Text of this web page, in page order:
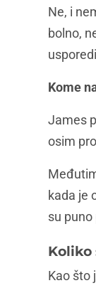
Ne, i
bolno,
Kome
James
osim
kada je
su puno
Koliko
Kao što